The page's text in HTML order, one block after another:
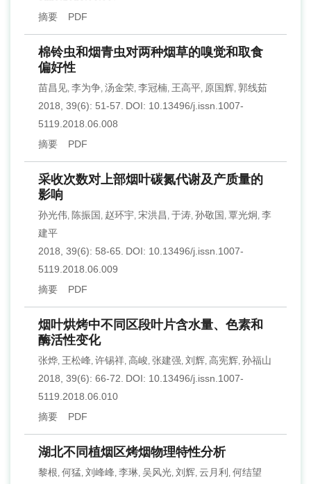
摘要
PDF
棉铃虫和烟青虫对两种烟草的嗅觉和取食
偏好性
苗昌见, 李为争, 汤金荣, 李冠楠, 王高平, 原国辉, 郭线茹
2018, 39(6): 51-57. DOI: 10.13496/j.issn.1007-
5119.2018.06.008
摘要
PDF
采收次数对上部烟叶碳氮代谢及产质量的
影响
孙光伟, 陈振国 , 赵环宇, 宋洪昌 , 于涛, 孙敬国 , 覃光炯, 李
建平
2018, 39(6): 58-65. DOI: 10.13496/j.issn.1007-
5119.2018.06.009
摘要
PDF
烟叶烘烤中不同区段叶片含水量、色素和
酶活性变化
张烨, 王松峰, 许锡祥, 高峻, 张建强, 刘辉, 高宪辉, 孙福山
2018, 39(6): 66-72. DOI: 10.13496/j.issn.1007-
5119.2018.06.010
摘要
PDF
湖北不同植烟区烤烟物理特性分析
黎根, 何猛, 刘峰峰, 李琳, 吴风光, 刘辉, 云月利 , 何结望